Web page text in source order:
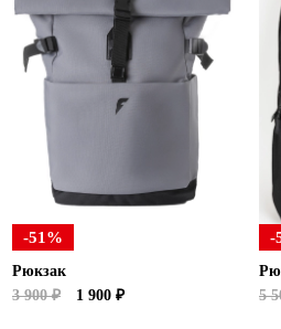
-51%
Рюкзак
3 900 ₽
1 900 ₽
-
5